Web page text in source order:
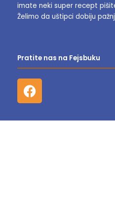
imate neki super recept
Želimo da uštipci dobiju
Pratite nas na Fejsbuku
F
a
e